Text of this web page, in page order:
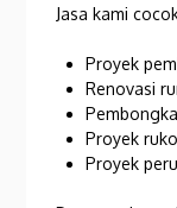
Jasa kami
Proyek
Renovasi
Proyek
Proyek